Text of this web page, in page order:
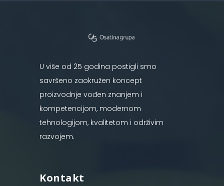
U više od 25 godina postigli smo
savršeno zaokružen koncept
proizvodnje vođen znanjem i
kompetencijom, modernom
tehnologijom, kvalitetom i održivim
razvojem.
Kontakt